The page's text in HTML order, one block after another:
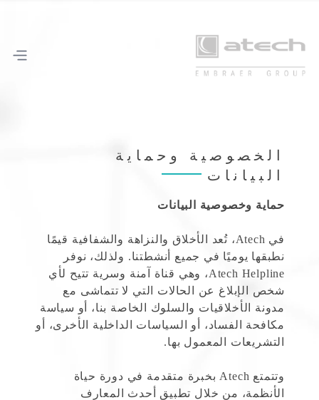
الخصوصية وحماية
البيانات
حماية وخصوصية البيانات
في Atech، تُعد الأخلاق والنزاهة والشفافية قيمًا
نطبقها يوميًا في جميع أنشطتنا. ولذلك، نوفر
Atech Helpline، وهي قناة آمنة وسرية تتيح لأي
شخص الإبلاغ عن الحالات التي لا تتماشى مع
مدونة الأخلاقيات والسلوك الخاصة بنا، أو سياسة
مكافحة الفساد، أو السياسات الداخلية الأخرى، أو
التشريعات المعمول بها.
وتتمتع Atech بخبرة متقدمة في دورة حياة
الأنظمة، من خلال تطبيق أحدث المعارف